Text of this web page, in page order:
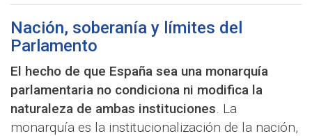
Nación, soberanía y límites del
Parlamento
El hecho de que España sea una monarquía
parlamentaria no condiciona ni modifica la
naturaleza de ambas instituciones. La
monarquía es la institucionalización de la nación,